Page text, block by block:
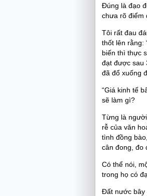
Đúng là đạo
chưa rõ điểm
Tôi rất đau
thốt lên rằng:
biến thì thực
đạt được sau
đã đổ xuống
“Giá kinh tế
sẽ làm gì?
Từng là
rễ của văn
tình đồng
cân đong, đo
Có thể nói,
trong họ có
Đất nước bây